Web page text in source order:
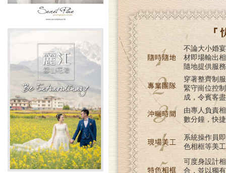
不論大小婚
材即場輸出
隨地提供服務
穿著整齊制
緊守崗位控
成，令賓客
由專人負責
數分鐘，快
系統操作員
色相框等美
可度身設計
合，並以獨